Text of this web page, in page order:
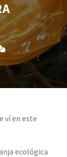
ví en este
ecológica